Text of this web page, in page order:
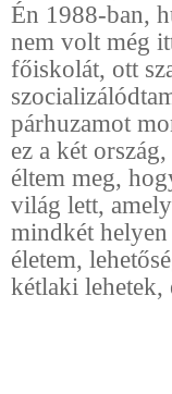
Én 1988-ban,
nem volt még
főiskolát, ott
párhuzamot
ez a két
éltem meg,
világ lett,
mindkét
életem,
kétlaki